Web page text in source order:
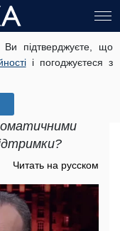
підтверджуєте, що
і погоджуєтеся з
Співак в
Читать на русском